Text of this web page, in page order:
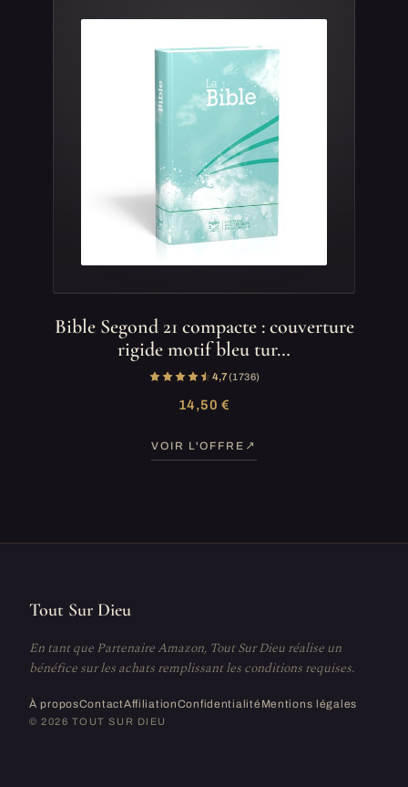
Bible Segond 21 compacte : couverture
rigide motif bleu tur…
4,7(1 736)
14,50 €
VOIR L'OFFRE
Tout Sur Dieu
En tant que Partenaire Amazon, Tout Sur Dieu réalise un
bénéfice sur les achats remplissant les conditions requises.
À proposContactAffiliationConfidentialité Mentions légales
© 2026 TOUT SUR DIEU